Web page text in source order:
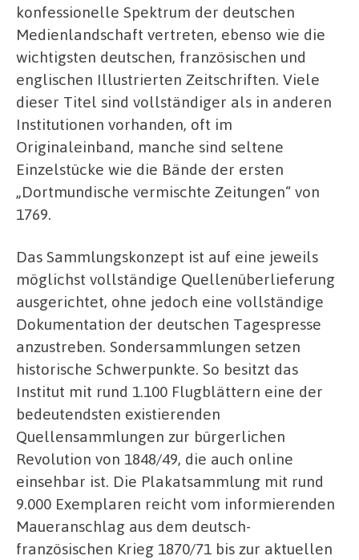
konfessionelle Spektrum der deutschen
Medienlandschaft vertreten, ebenso wie die
wichtigsten deutschen, französischen und
englischen Illustrierten Zeitschriften. Viele
dieser Titel sind vollständiger als in anderen
Institutionen vorhanden, oft im
Originaleinband, manche sind seltene
Einzelstücke wie die Bände der ersten
„Dortmundische vermischte Zeitungen“ von
1769.
Das Sammlungskonzept ist auf eine jeweils
möglichst vollständige Quellenüberlieferung
ausgerichtet, ohne jedoch eine vollständige
Dokumentation der deutschen Tagespresse
anzustreben. Sondersammlungen setzen
historische Schwerpunkte. So besitzt das
Institut mit rund 1.100 Flugblättern eine der
bedeutendsten existierenden
Quellensammlungen zur bürgerlichen
Revolution von 1848/49, die auch online
einsehbar ist. Die Plakatsammlung mit rund
9.000 Exemplaren reicht vom informierenden
Maueranschlag aus dem deutsch-
französischen Krieg 1870/71 bis zur aktuellen